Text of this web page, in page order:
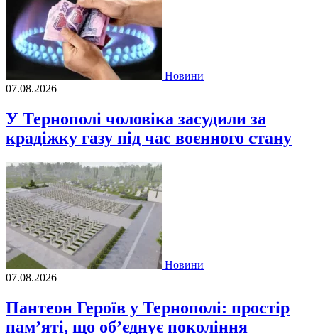
Новини
07.08.2026
У Тернополі чоловіка засудили за
крадіжку газу під час воєнного стану
Новини
07.08.2026
Пантеон Героїв у Тернополі: простір
пам’яті, що об’єднує покоління